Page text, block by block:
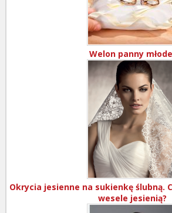
Welon panny
Okrycia jesienne na sukienkę ślubną.
wesele jesienią?